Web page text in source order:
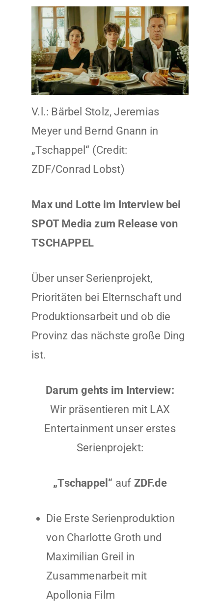
V.l.: Bärbel Stolz, Jeremias
Meyer und Bernd Gnann in
„Tschappel“ (Credit:
ZDF/Conrad Lobst)
Max und Lotte im Interview bei
SPOT Media zum Release von
TSCHAPPEL
Über unser Serienprojekt,
Prioritäten bei Elternschaft und
Produktionsarbeit und ob die
Provinz das nächste große Ding
ist.
Darum gehts im Interview:
Wir präsentieren mit LAX
Entertainment unser erstes
Serienprojekt:
„Tschappel“ auf ZDF.de
Die Erste Serienproduktion
von Charlotte Groth und
Maximilian Greil in
Zusammenarbeit mit
Apollonia Film